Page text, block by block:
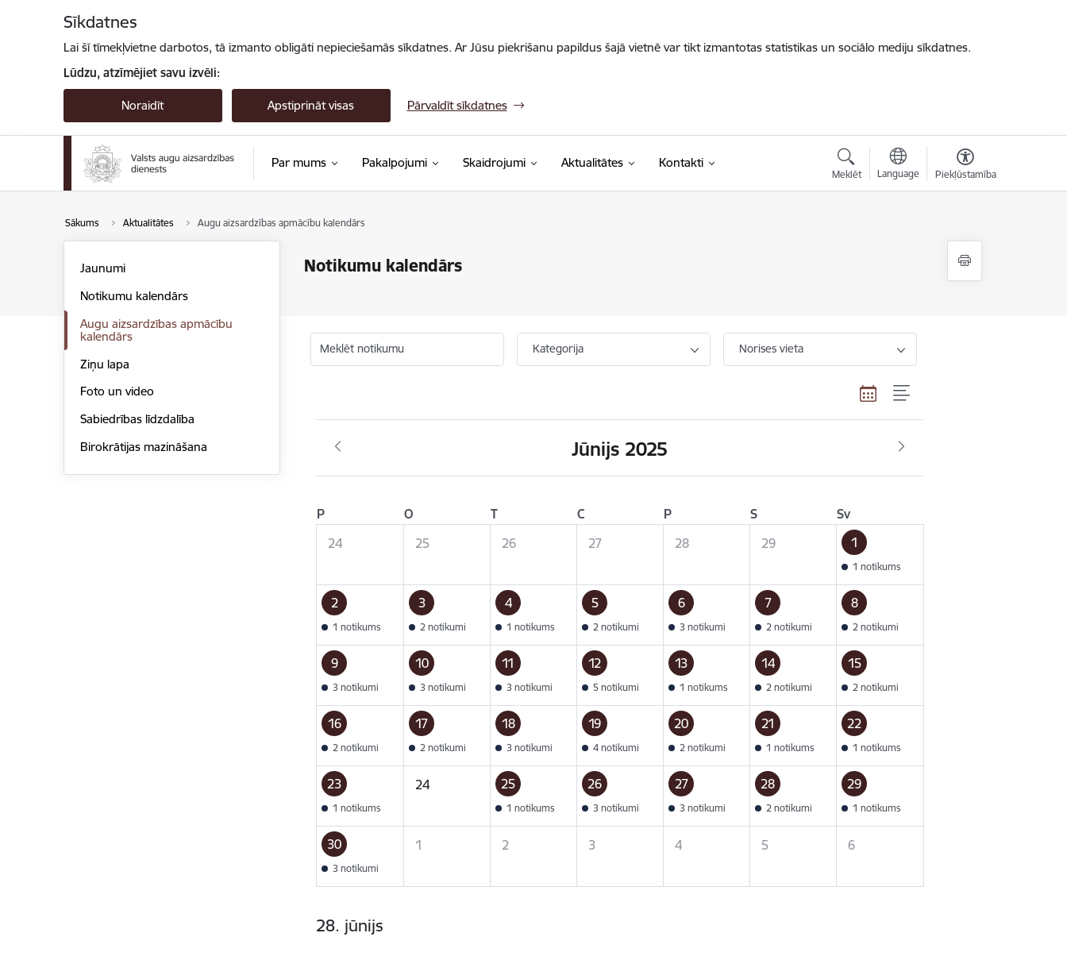
Sīkdatnes
Lai šī tīmekļvietne darbotos, tā izmanto obligāti nepieciešamās sīkdatnes. Ar Jūsu piekrišanu papildus šajā vietnē var tikt izmantotas statistikas un sociālo mediju sīkdatnes.
Lūdzu, atzīmējiet savu izvēli:
Noraidīt Apstiprināt visas Pārvaldīt sīkdatnes
Par mums Pakalpojumi Skaidrojumi Aktualitātes Kontakti
Meklēt Language Piekļūstamība
Sākums Aktualitātes Augu aizsardzības apmācību kalendārs
Notikumu kalendārs
Jaunumi
Notikumu kalendārs
Augu aizsardzības apmācību
kalendārs
Ziņu lapa
Foto un video
Sabiedrības līdzdalība
Birokrātijas mazināšana
Meklēt notikumu Kategorija Norises vieta
Jūnijs 2025
P O T C P S
Sv
24
25 26 27 28 29 1
1 notikums
2
1 notikums
3
2 notikumi
4
1 notikums
5
2 notikumi
6
3 notikumi
7
2 notikumi
8
2 notikumi
9
3 notikumi
10
3 notikumi
11
3 notikumi
12
5 notikumi
13
1 notikums
14
2 notikumi
15
2 notikumi
16
2 notikumi
17
2 notikumi
18
3 notikumi
19
4 notikumi
20
2 notikumi
21
1 notikums
22
1 notikums
23
1 notikums
24 25
1 notikums
26
3 notikumi
27
3 notikumi
28
2 notikumi
29
1 notikums
30
3 notikumi
1 2 3 4 5 6
28. jūnijs